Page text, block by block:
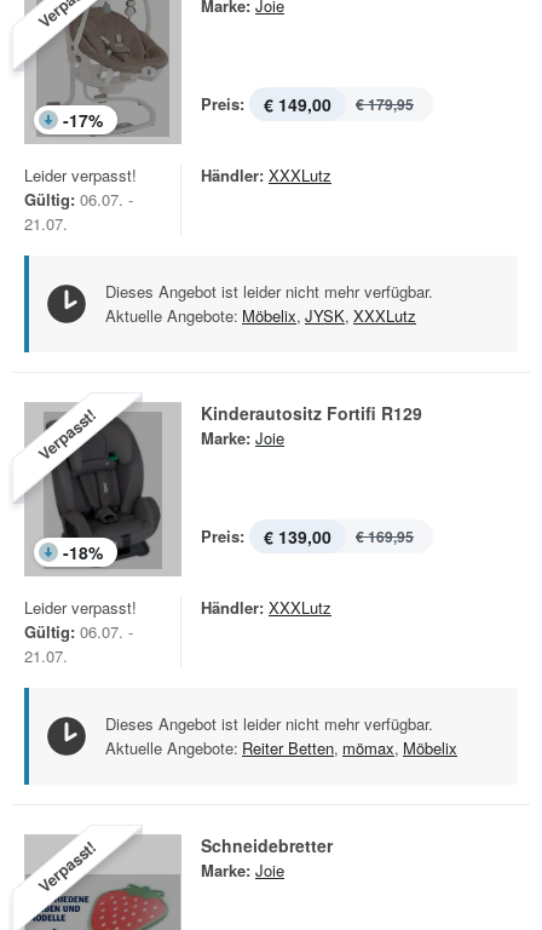
-17%
Marke: Joie
Preis: € 149,00 € 179,95
Leider verpasst!
Gültig: 06.07. -
21.07.
Händler: XXXLutz
Dieses Angebot ist leider nicht mehr verfügbar.
Aktuelle Angebote: Möbelix, JYSK, XXXLutz
Verpasst!
-18%
Kinderautositz Fortifi R129
Marke: Joie
Preis: € 139,00 € 169,95
Leider verpasst!
Gültig: 06.07. -
21.07.
Händler: XXXLutz
Dieses Angebot ist leider nicht mehr verfügbar.
Aktuelle Angebote: Reiter Betten, mömax, Möbelix
Verpasst! Schneidebretter
Marke: Joie